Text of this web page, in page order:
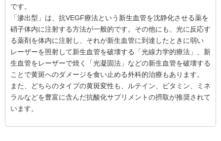
です。
「滲出型」は、抗VEGF療法という新生血管を沈静化させる薬を
硝子体内に注射する方法が一般的です。その他にも、光に反応す
る薬剤を体内に注射し、それが新生血管に到達したときに弱い
レーザーを照射して新生血管を破壊する「光線力学的療法」、新
生血管をレーザーで焼く「光凝固法」などの新生血管を破壊する
ことで黄斑へのダメージを食い止める外科的治療もあります。
また、どちらのタイプの黄斑変性も、ルテイン、ビタミン、ミネ
ラルなどを豊富に含んだ抗酸化サプリメントの摂取が推奨されて
います。